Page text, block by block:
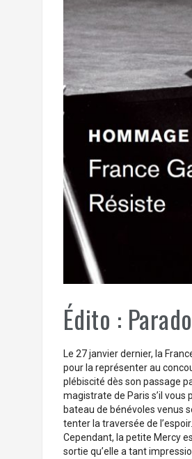
Édito :
Le 27 janvier dernier, la
pour la représenter au
plébiscité dès son passage
magistrate de Paris s’il vous
bateau de bénévoles venus
tenter la traversée de
Cependant, la petite Mercy
sortie qu’elle a tant